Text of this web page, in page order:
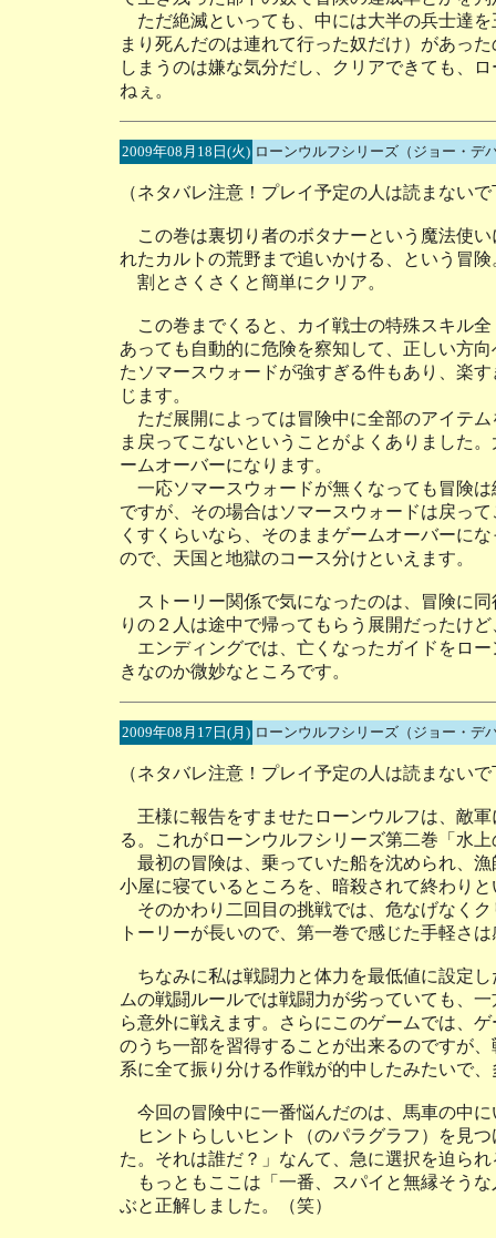
ただ絶滅といっても、中には大半の兵士達
まり死んだのは連れて行った奴だけ）があっ
しまうのは嫌な気分だし、クリアできても、
ねぇ。
2009年08月18日(火) ローンウルフシリーズ（ジョー・
（ネタバレ注意！プレイ予定の人は読まない
この巻は裏切り者のボタナーという魔法使
れたカルトの荒野まで追いかける、という冒険
割とさくさくと簡単にクリア。
この巻までくると、カイ戦士の特殊スキル
あっても自動的に危険を察知して、正しい方
たソマースウォードが強すぎる件もあり、楽
じます。
ただ展開によっては冒険中に全部のアイテ
ま戻ってこないということがよくありました
ームオーバーになります。
一応ソマースウォードが無くなっても冒険
ですが、その場合はソマースウォードは戻っ
くすくらいなら、そのままゲームオーバーに
ので、天国と地獄のコース分けといえます。
ストーリー関係で気になったのは、冒険に
りの２人は途中で帰ってもらう展開だったけ
エンディングでは、亡くなったガイドをロ
きなのか微妙なところです。
2009年08月17日(月) ローンウルフシリーズ（ジョー・
（ネタバレ注意！プレイ予定の人は読まない
王様に報告をすませたローンウルフは、敵
る。これがローンウルフシリーズ第二巻「水
最初の冒険は、乗っていた船を沈められ、
小屋に寝ているところを、暗殺されて終わり
そのかわり二回目の挑戦では、危なげなく
トーリーが長いので、第一巻で感じた手軽さ
ちなみに私は戦闘力と体力を最低値に設定
ムの戦闘ルールでは戦闘力が劣っていても、
ら意外に戦えます。さらにこのゲームでは、
のうち一部を習得することが出来るのですが
系に全て振り分ける作戦が的中したみたいで
今回の冒険中に一番悩んだのは、馬車の中
ヒントらしいヒント（のパラグラフ）を見
た。それは誰だ？」なんて、急に選択を迫ら
もっともここは「一番、スパイと無縁そう
ぶと正解しました。（笑）